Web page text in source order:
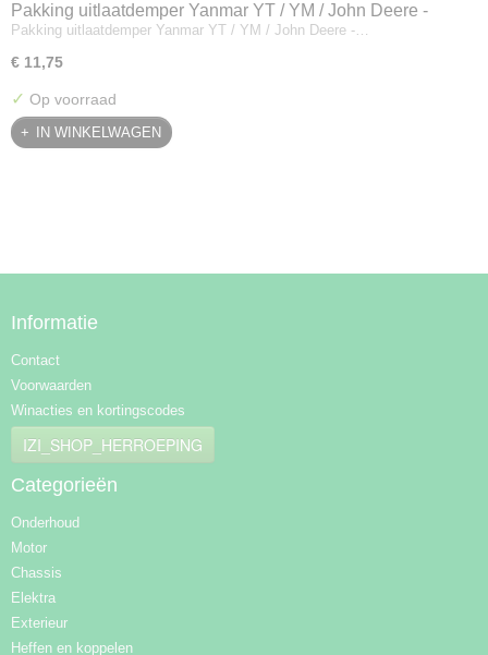
Pakking uitlaatdemper Yanmar YT / YM / John Deere -
128300-13230
Pakking uitlaatdemper Yanmar YT / YM / John Deere -…
€ 11,75
✓ Op voorraad
IN WINKELWAGEN
Informatie
Contact
Voorwaarden
Winacties en kortingscodes
IZI_SHOP_HERROEPING
Categorieën
Onderhoud
Motor
Chassis
Elektra
Exterieur
Heffen en koppelen